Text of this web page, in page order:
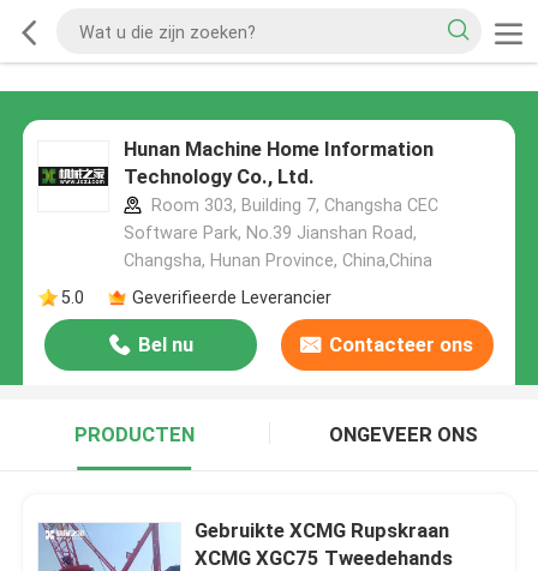
Hunan Machine Home Information
Technology Co., Ltd.
Room 303, Building 7, Changsha CEC
Software Park, No.39 Jianshan Road,
Changsha, Hunan Province, China,China
5.0
Geverifieerde Leverancier
Bel nu Contacteer ons
PRODUCTEN ONGEVEER ONS
Gebruikte XCMG Rupskraan
XCMG XGC75 Tweedehands